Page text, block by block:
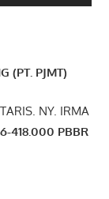
(PT. PJMT)
NY. IRMA
418.000 PBBR